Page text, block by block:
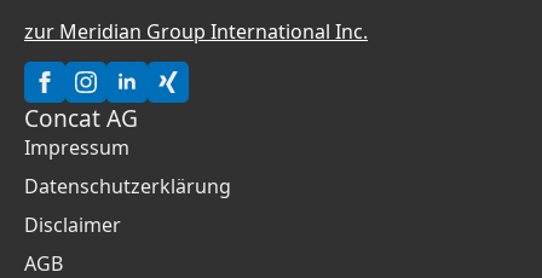
zur Meridian Group International Inc.
Concat AG
Impressum
Datenschutzerklärung
Disclaimer
AGB